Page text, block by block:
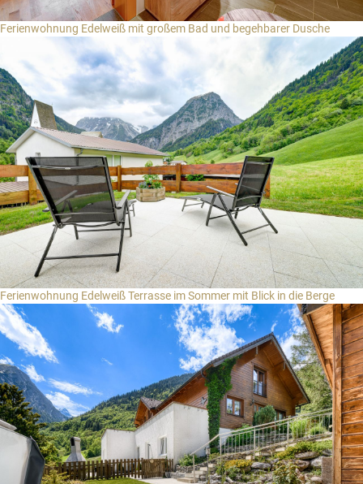
Ferienwohnung Edelweiß mit großem Bad und begehbarer Dusche
Ferienwohnung Edelweiß Terrasse im Sommer mit Blick in die Berge